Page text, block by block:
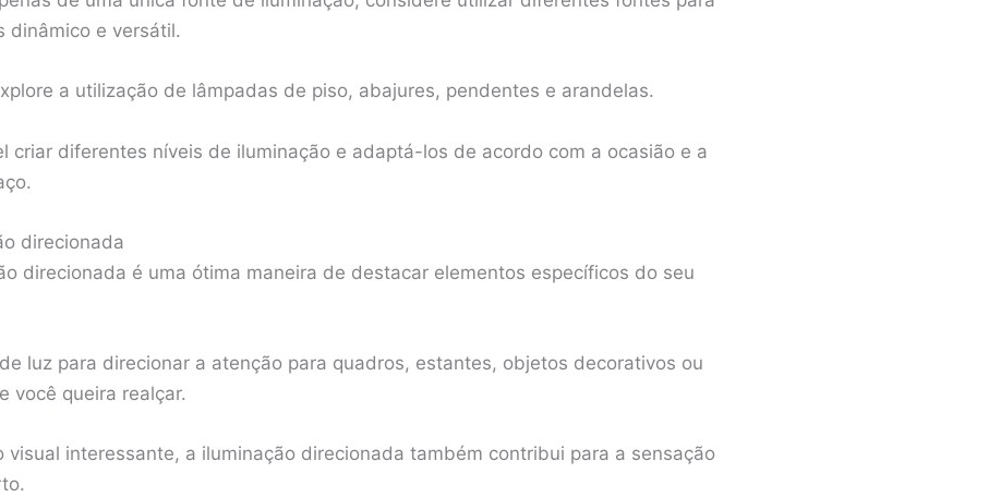
dinâmico e versátil.
a utilização de lâmpadas de piso, abajures, pendentes e arandelas.
criar diferentes níveis de iluminação e adaptá-los de acordo com a ocasião e a
direcionada
direcionada é uma ótima maneira de destacar elementos específicos do seu
luz para direcionar a atenção para quadros, estantes, objetos decorativos ou
você queira realçar.
visual interessante, a iluminação direcionada também contribui para a sensação